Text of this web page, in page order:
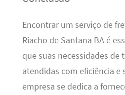
Encontrar um serviço de
Riacho de Santana BA é
que suas necessidades de
atendidas com eficiência e
empresa se dedica a